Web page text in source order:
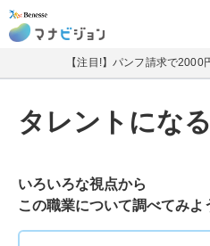
マナビジョン
【注目!】パンフ請求で2000
タレントにな
いろいろな視点から
この職業について調べてみよ